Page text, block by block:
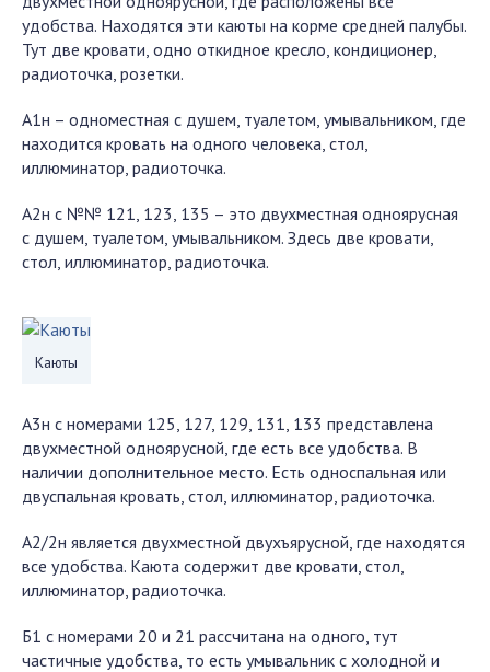
удобства. Находятся эти каюты на корме средней палубы.
Тут две кровати, одно откидное кресло, кондиционер,
радиоточка, розетки.
А1н – одноместная с душем, туалетом, умывальником, где
находится кровать на одного человека, стол,
иллюминатор, радиоточка.
А2н с №№ 121, 123, 135 – это двухместная одноярусная
с душем, туалетом, умывальником. Здесь две кровати,
стол, иллюминатор, радиоточка.
Каюты
А3н с номерами 125, 127, 129, 131, 133 представлена
двухместной одноярусной, где есть все удобства. В
наличии дополнительное место. Есть односпальная или
двуспальная кровать, стол, иллюминатор, радиоточка.
А2/2н является двухместной двухъярусной, где находятся
все удобства. Каюта содержит две кровати, стол,
иллюминатор, радиоточка.
Б1 с номерами 20 и 21 рассчитана на одного, тут
частичные удобства, то есть умывальник с холодной и